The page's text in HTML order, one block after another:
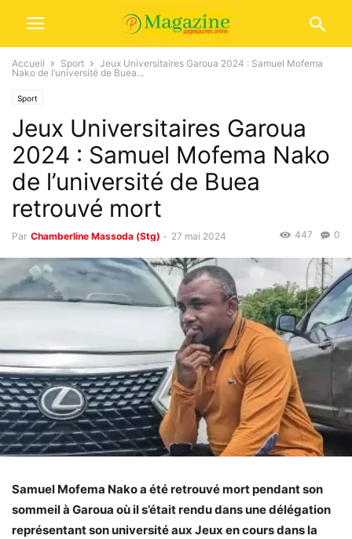
Accueil Sport
Jeux Universitaires Garoua 2024 : Samuel Mofema
Nako de l’université de Buea...
Sport
Jeux Universitaires Garoua
2024 : Samuel Mofema Nako
de l’université de Buea
retrouvé mort
Par Chamberline Massoda (Stg) - 27 mai 2024 0
447
Samuel Mofema Nako a été retrouvé mort pendant son
sommeil à Garoua où il s’était rendu dans une délégation
représentant son université aux Jeux en cours dans la